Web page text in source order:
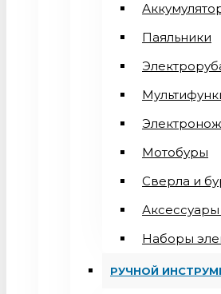
Паяльники
Мотобуры
Сверла и
Наборы
РУЧНОЙ